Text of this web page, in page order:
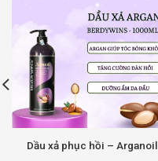
Dầu xả phục hồi – Arganoil